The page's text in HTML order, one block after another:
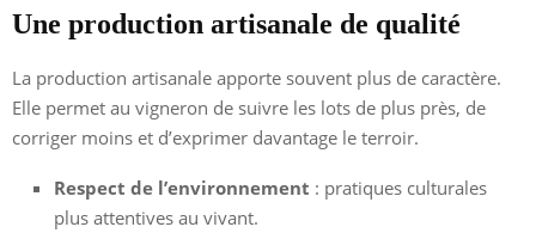
Une production artisanale de qualité
La production artisanale apporte souvent plus de caractère.
Elle permet au vigneron de suivre les lots de plus près, de
corriger moins et d’exprimer davantage le terroir.
Respect de l’environnement : pratiques culturales
plus attentives au vivant.